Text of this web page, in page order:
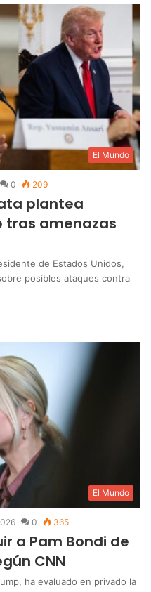
El Mundo
0 209
plantea
tras amenazas
de Estados Unidos,
posibles ataques contra
El Mundo
0 365
a Pam Bondi de
CNN
ha evaluado en privado la